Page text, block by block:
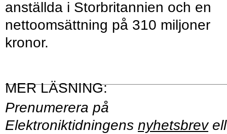
anställda i Storbritannien och en
nettoomsättning på 310 miljoner
kronor.
Prenumerera på
Elektroniktidningens nyhetsbrev